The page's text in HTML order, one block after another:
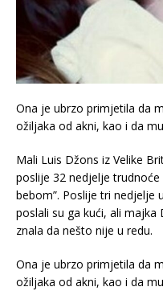
Ona je ubrzo primjetila da
ožiljaka od akni, kao i da
Mali Luis Džons iz Velike
poslije 32 nedjelje
bebom”. Poslije tri nedjelje
poslali su ga kući, ali
znala da nešto nije u redu.
Ona je ubrzo primjetila da
ožiljaka od akni, kao i da